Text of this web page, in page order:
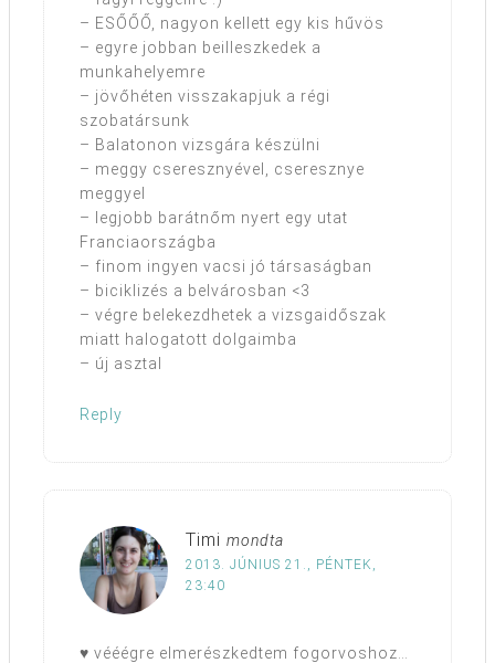
– ESŐŐŐ, nagyon kellett egy kis hűvös
– egyre jobban beilleszkedek a
munkahelyemre
– jövőhéten visszakapjuk a régi
szobatársunk
– Balatonon vizsgára készülni
– meggy cseresznyével, cseresznye
meggyel
– legjobb barátnőm nyert egy utat
Franciaországba
– finom ingyen vacsi jó társaságban
– biciklizés a belvárosban <3
– végre belekezdhetek a vizsgaidőszak
miatt halogatott dolgaimba
– új asztal
Reply
Timi mondta
2013. JÚNIUS 21., PÉNTEK,
23:40
♥ vééégre elmerészkedtem fogorvoshoz…